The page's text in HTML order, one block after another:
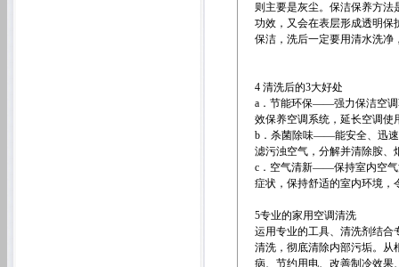
则主要是灰尘。保洁保养方
功效，又会在表层形成透明保
保洁，洗后一定要用清水洗
4 清洗后的3大好处
a．节能环保——强力保洁空调
效保养空调系统，延长空调使
b．杀菌除味——能安全、迅速
滤污浊空气，分解并清除胺、
c．空气清新——保持室内空气
症状，保持舒适的室内环境，
5专业的家用空调清洗
运用专业的工具、清洗剂结合
清洗，彻底清除内部污垢。从
病、节约用电、改善制冷效